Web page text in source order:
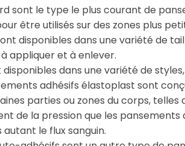
sont le type le plus courant de
être utilisés sur des zones plus
disponibles dans une variété de
appliquer et à enlever.
dans une variété de
adhésifs élastoplast sont
parties ou zones du corps, telles
de la pression que les pansements
le flux sanguin.